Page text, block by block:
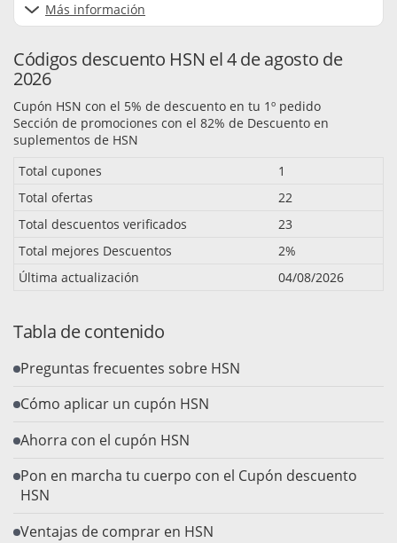
Más información
Códigos descuento HSN el 4 de agosto de
2026
Cupón HSN con el 5% de descuento en tu 1º pedido
Sección de promociones con el 82% de Descuento en
suplementos de HSN
Total cupones
1
Total ofertas
22
Total descuentos verificados
23
Total mejores Descuentos
2%
Última actualización
04/08/2026
Tabla de contenido
Preguntas frecuentes sobre HSN
Cómo aplicar un cupón HSN
Ahorra con el cupón HSN
Pon en marcha tu cuerpo con el Cupón descuento
HSN
Ventajas de comprar en HSN